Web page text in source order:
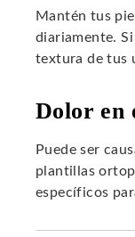
Mantén tus
diariamente.
textura de tus
Dolor en
Puede ser
plantillas
específicos